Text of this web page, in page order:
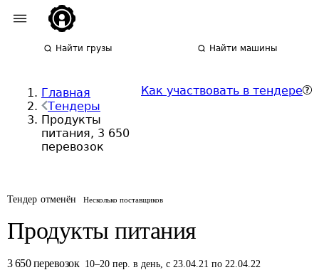
Найти грузы Найти машины
Главная
Тендеры
Продукты
питания, 3 650
перевозок
Как участвовать в тендере
Тендер отменён Несколько поставщиков
Продукты питания
3 650 перевозок 10–20 пер. в день,с 23.04.21 по 22.04.22